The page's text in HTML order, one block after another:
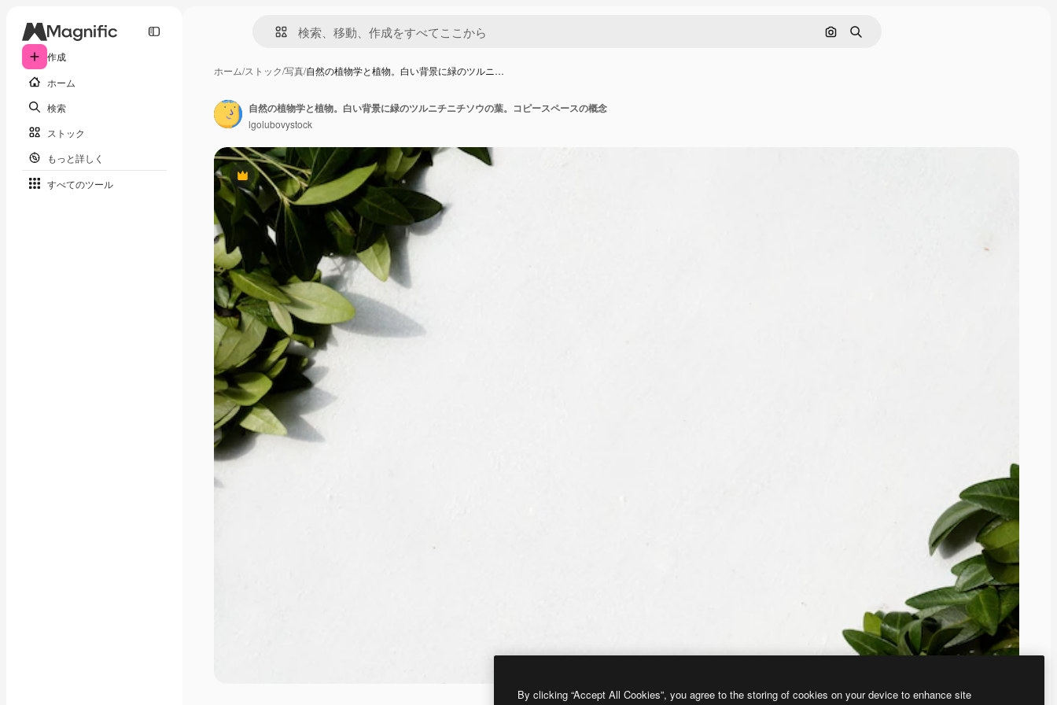
作成
ホーム
検索
ストック
もっと詳しく
すべてのツール
画像で検索
検索
ホーム/ストック/写真/自然の植物学と植物。白い背景に緑のツルニ…
Premium
自然の植物学と植物。白い背景に緑のツルニチニチソウの葉。コピースペースの概念
lgolubovystock
By clicking “Accept All Cookies”, you agree to the storing of cookies on your device to enhance site